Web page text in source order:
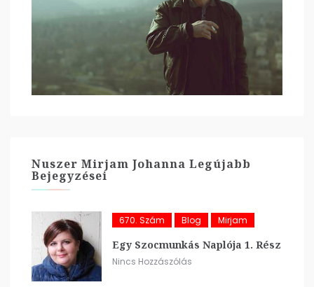
Nuszer Mirjam Johanna Legújabb
Bejegyzései
670. Szám Blog Mirjam
Egy Szocmunkás Naplója 1. Rész
Nincs Hozzászólás